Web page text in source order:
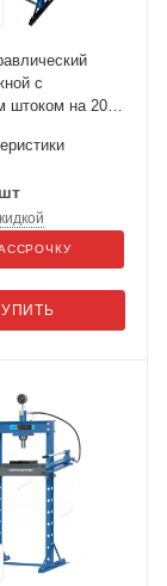
с
штоком на 20